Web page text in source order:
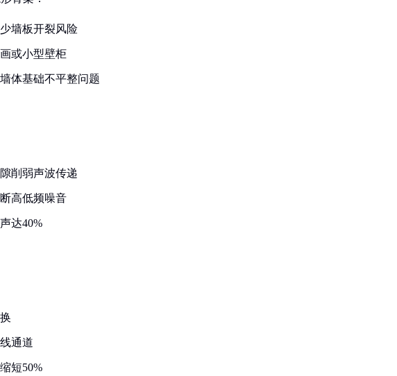
墙板开裂风险
或小型壁柜
体基础不平整问题
削弱声波传递
高低频噪音
达40%
通道
短50%